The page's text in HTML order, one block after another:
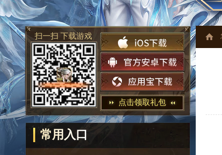
扫一扫 下载游戏
点击领取礼包
常用入口